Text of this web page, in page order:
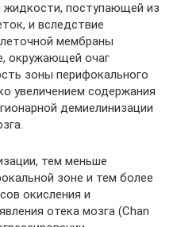
жидкости, поступающей из
и вследствие
мембраны
окружающей очаг
зоны перифокального
увеличением содержания
демиелинизации
тем меньше
зоне и тем более
окисления и
отека мозга (Chan